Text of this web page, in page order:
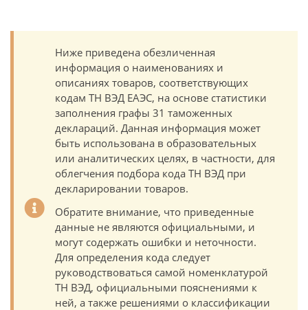
Ниже приведена обезличенная
информация о наименованиях и
описаниях товаров, соответствующих
кодам ТН ВЭД ЕАЭС, на основе статистики
заполнения графы 31 таможенных
деклараций. Данная информация может
быть использована в образовательных
или аналитических целях, в частности, для
облегчения подбора кода ТН ВЭД при
декларировании товаров.
Обратите внимание, что приведенные
данные не являются официальными, и
могут содержать ошибки и неточности.
Для определения кода следует
руководствоваться самой номенклатурой
ТН ВЭД, официальными пояснениями к
ней, а также решениями о классификации